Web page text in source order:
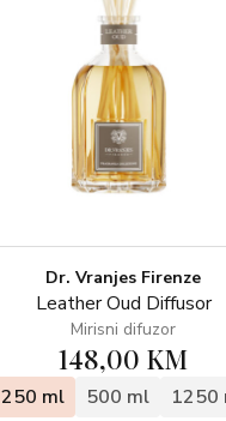
Dr. Vranjes Firenze
Leather Oud Diffusor
Mirisni difuzor
148,00 KM
250 ml 500 ml 1250